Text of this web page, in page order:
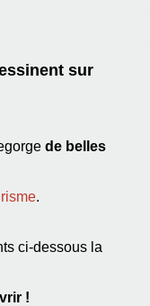
sur
de belles
.
ci-dessous la
!